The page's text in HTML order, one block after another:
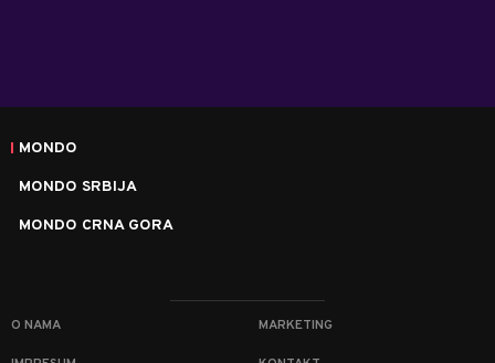
MONDO
MONDO SRBIJA
MONDO CRNA GORA
O NAMA MARKETING